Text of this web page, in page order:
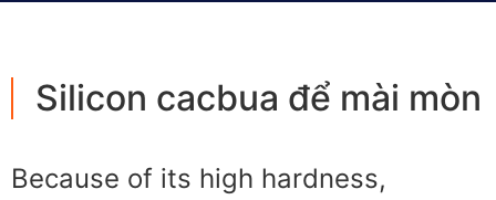
Silicon cacbua để mài mòn
Because of its high hardness,